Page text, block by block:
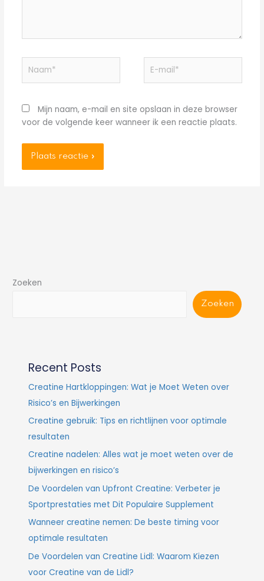
mail*
Mijn naam, e-mail en site opslaan in deze browser
voor de volgende keer wanneer ik een reactie plaats.
Zoeken
Zoeken
Recent Posts
Creatine Hartkloppingen: Wat je Moet Weten over
Risico’s en Bijwerkingen
Creatine gebruik: Tips en richtlijnen voor optimale
resultaten
Creatine nadelen: Alles wat je moet weten over de
bijwerkingen en risico’s
De Voordelen van Upfront Creatine: Verbeter je
Sportprestaties met Dit Populaire Supplement
Wanneer creatine nemen: De beste timing voor
optimale resultaten
De Voordelen van Creatine Lidl: Waarom Kiezen
voor Creatine van de Lidl?